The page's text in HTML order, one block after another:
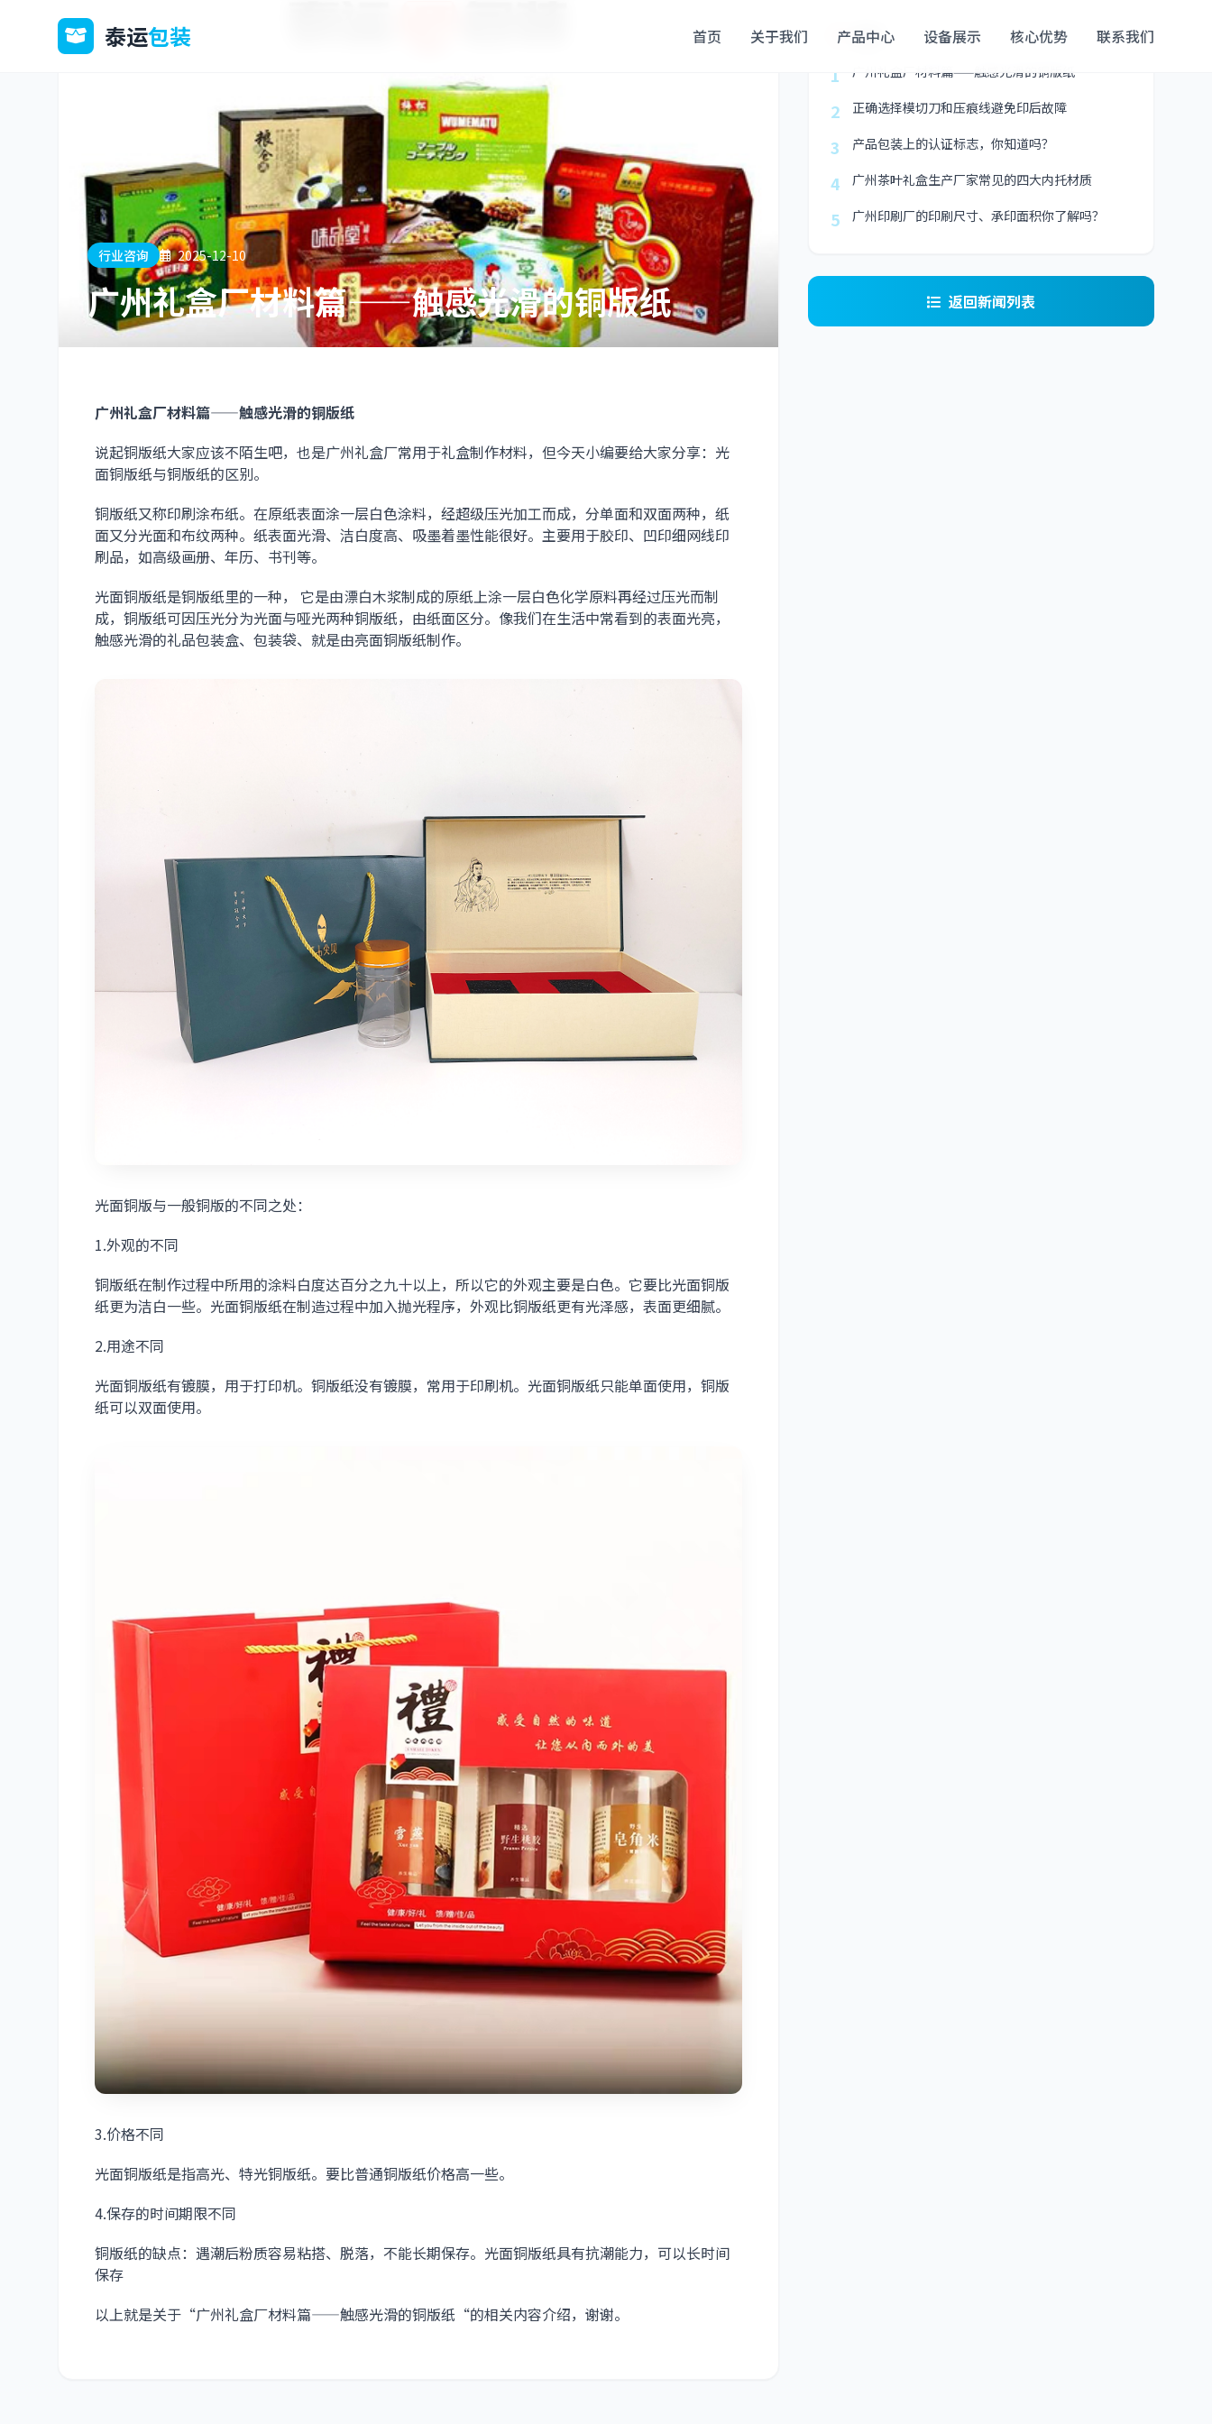
泰运包装 首页 关于我们 产品中心 设备展示 核心优势 联系我们
行业咨询 2025-12-10
广州礼盒厂材料篇——触感光滑的铜版纸
广州礼盒厂材料篇——触感光滑的铜版纸
说起铜版纸大家应该不陌生吧，也是广州礼盒厂常用于礼盒制作材料，但今天小编要给大家分享：光
面铜版纸与铜版纸的区别。
铜版纸又称印刷涂布纸。在原纸表面涂一层白色涂料，经超级压光加工而成，分单面和双面两种，纸
面又分光面和布纹两种。纸表面光滑、洁白度高、吸墨着墨性能很好。主要用于胶印、凹印细网线印
刷品，如高级画册、年历、书刊等。
光面铜版纸是铜版纸里的一种， 它是由漂白木浆制成的原纸上涂一层白色化学原料再经过压光而制
成，铜版纸可因压光分为光面与哑光两种铜版纸，由纸面区分。像我们在生活中常看到的表面光亮，
触感光滑的礼品包装盒、包装袋、就是由亮面铜版纸制作。
光面铜版与一般铜版的不同之处：
1.外观的不同
铜版纸在制作过程中所用的涂料白度达百分之九十以上，所以它的外观主要是白色。它要比光面铜版
纸更为洁白一些。光面铜版纸在制造过程中加入抛光程序，外观比铜版纸更有光泽感，表面更细腻。
2.用途不同
光面铜版纸有镀膜，用于打印机。铜版纸没有镀膜，常用于印刷机。光面铜版纸只能单面使用，铜版
纸可以双面使用。
3.价格不同
光面铜版纸是指高光、特光铜版纸。要比普通铜版纸价格高一些。
4.保存的时间期限不同
铜版纸的缺点：遇潮后粉质容易粘搭、脱落，不能长期保存。光面铜版纸具有抗潮能力，可以长时间
保存
以上就是关于“广州礼盒厂材料篇——触感光滑的铜版纸“的相关内容介绍，谢谢。
最新
1
广州礼盒厂材料篇——触感光滑的铜版纸
2 正确选择模切刀和压痕线避免印后故障
3 产品包装上的认证标志，你知道吗？
4 广州茶叶礼盒生产厂家常见的四大内托材质
5 广州印刷厂的印刷尺寸、承印面积你了解吗？
返回新闻列表